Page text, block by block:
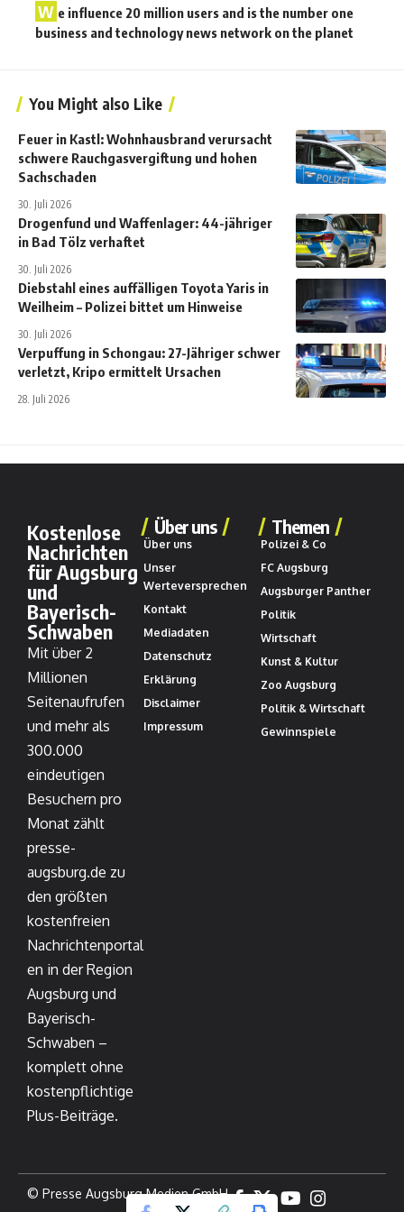
W e influence 20 million users and is the number one
business and technology news network on the planet
You Might also Like
Feuer in Kastl: Wohnhausbrand verursacht
schwere Rauchgasvergiftung und hohen
Sachschaden
30. Juli 2026
Drogenfund und Waffenlager: 44-jähriger
in Bad Tölz verhaftet
30. Juli 2026
Diebstahl eines auffälligen Toyota Yaris in
Weilheim – Polizei bittet um Hinweise
30. Juli 2026
Verpuffung in Schongau: 27-Jähriger schwer
verletzt, Kripo ermittelt Ursachen
28. Juli 2026
Kostenlose
Nachrichten
für Augsburg
und
Bayerisch-
Schwaben
Mit über 2
Millionen
Seitenaufrufen
und mehr als
300.000
eindeutigen
Besuchern pro
Monat zählt
presse-
augsburg.de zu
den größten
kostenfreien
Nachrichtenportal
en in der Region
Augsburg und
Bayerisch-
Schwaben –
komplett ohne
kostenpflichtige
Plus-Beiträge.
Über uns
Über uns
Unser
Werteversprechen
Kontakt
Mediadaten
Datenschutz
Erklärung
Disclaimer
Impressum
Themen
Polizei & Co
FC Augsburg
Augsburger Panther
Politik
Wirtschaft
Kunst & Kultur
Zoo Augsburg
Politik & Wirtschaft
Gewinnspiele
© Presse Augsburg Medien GmbH